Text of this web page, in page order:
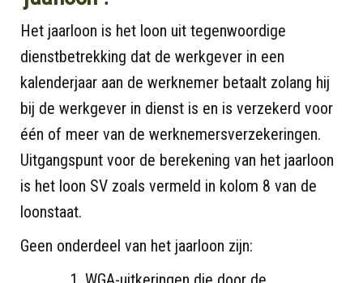
Het jaarloon is het loon uit tegenwoordige
dienstbetrekking dat de werkgever in een
kalenderjaar aan de werknemer betaalt zolang hij
bij de werkgever in dienst is en is verzekerd voor
één of meer van de werknemersverzekeringen.
Uitgangspunt voor de berekening van het jaarloon
is het loon SV zoals vermeld in kolom 8 van de
loonstaat.
Geen onderdeel van het jaarloon zijn: